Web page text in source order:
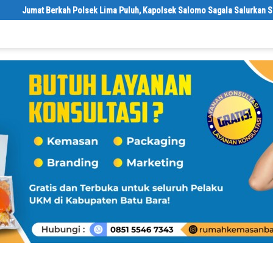
Lima Puluh, Kapolsek Salomo Sagala Salurkan Sembako kepada 50